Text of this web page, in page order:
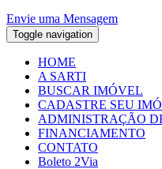
Envie uma Mensagem
Toggle navigation
HOME
A SARTI
BUSCAR IMÓVEL
CADASTRE SEU
ADMINISTRAÇÃO
FINANCIAMENTO
CONTATO
Boleto 2Via